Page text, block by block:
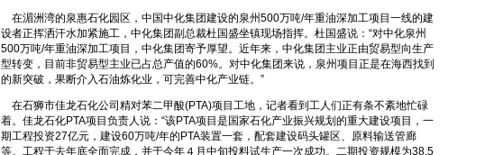
在湄洲湾的泉惠石化园区，中国中化集团建设的泉州500万吨/年重油深加工项目一线的建
设者正挥洒汗水加紧施工，中化集团副总裁杜国盛坐镇现场指挥。杜国盛说：“对中化泉州
500万吨/年重油深加工项目，中化集团寄予厚望。近年来，中化集团主业正由贸易型向生产
型转变，目前非贸易型主业已占总产值的60%。对中化集团来说，泉州项目正是在海西找到
的新突破，果断介入石油炼化业，可完善中化产业链。”
在石狮市佳龙石化公司精对苯二甲酸(PTA)项目工地，记者看到工人们正有条不紊地忙碌
着。佳龙石化PTA项目负责人说：“该PTA项目是国家石化产业振兴规划的重大建设项目，一
期工程投资27亿元，建设60万吨/年的PTA装置一套，配套建设码头罐区、原料输送管廊
等。工程于去年底全面完成，并于今年４月中旬投料试生产一次成功。二期投资规模为38.5